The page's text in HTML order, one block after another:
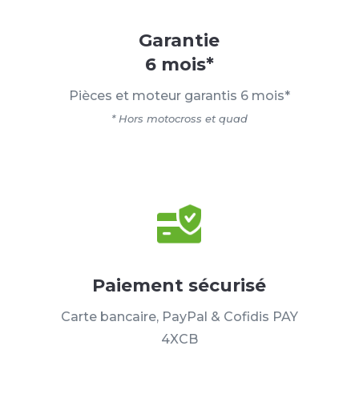
Garantie
6 mois*
Pièces et moteur garantis 6 mois*
* Hors motocross et quad
Paiement sécurisé
Carte bancaire, PayPal & Cofidis PAY
4XCB